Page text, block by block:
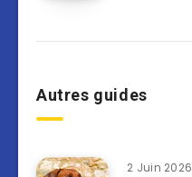
Autres guides
2 Juin 2026